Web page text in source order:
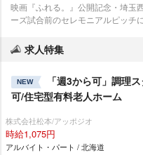
映画『ふれる。』公開記念・埼玉
ーズ試合前のセレモニアルピッチ
求人特集
NEW
「週3から可」調理
可/住宅型有料老人ホーム
株式会社松本/アッポジオ
時給1,075円
アルバイト・パート / 北海道